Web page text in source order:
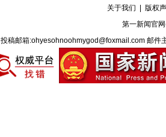
关于我们
版权
第一新闻官
投稿邮箱:ohyesohnoohmygod@foxmail.com 邮件